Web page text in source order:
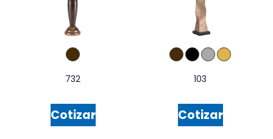
732
Cotizar
103
Cotizar